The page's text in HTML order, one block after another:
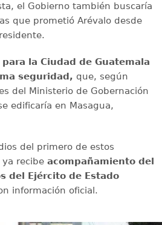
el Gobierno también buscaría
que prometió Arévalo desde
para la Ciudad de Guatemala
seguridad, que, según
del Ministerio de Gobernación
edificaría en Masagua,
del primero de estos
recibe acompañamiento del
del Ejército de Estado
información oficial.